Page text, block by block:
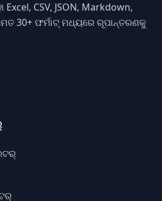
CSV, JSON, Markdown,
30+ ଫର୍ମାଟ୍ ମଧ୍ୟରେ ରୂପାନ୍ତରଣକୁ